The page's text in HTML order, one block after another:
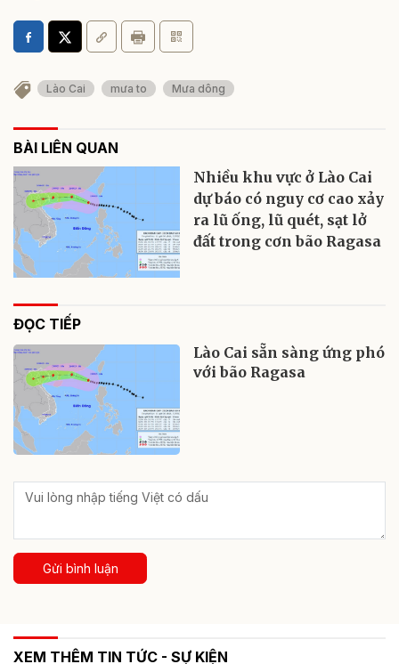
Lào Cai mưa to Mưa dông
BÀI LIÊN QUAN
Nhiều khu vực ở Lào Cai
dự báo có nguy cơ cao xảy
ra lũ ống, lũ quét, sạt lở
đất trong cơn bão Ragasa
ĐỌC TIẾP
Lào Cai sẵn sàng ứng phó
với bão Ragasa
Gửi bình luận
XEM THÊM TIN TỨC - SỰ KIỆN